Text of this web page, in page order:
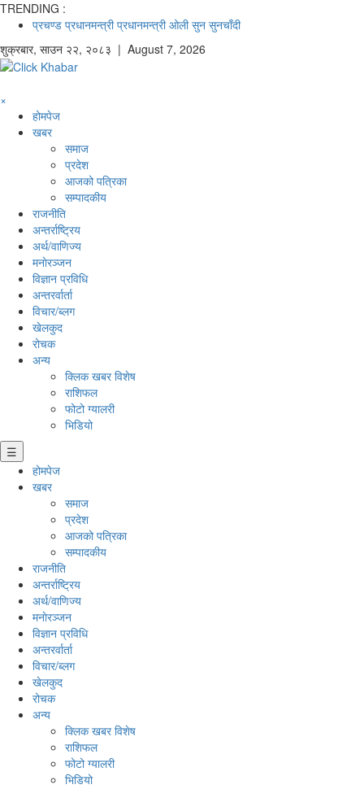
TRENDING :
प्रचण्ड प्रधानमन्त्री प्रधानमन्त्री ओली सुन सुनचाँदी
शुक्रबार, साउन २२, २०८३ | August 7, 2026
×
होमपेज
खबर
समाज
प्रदेश
आजको पत्रिका
सम्पादकीय
राजनीति
अन्तर्राष्ट्रिय
अर्थ/वाणिज्य
मनाेरञ्जन
विज्ञान प्रविधि
अन्तरर्वार्ता
विचार/ब्लग
खेलकुद
रोचक
अन्य
क्लिक खबर विशेष
राशिफल
फोटो ग्यालरी
भिडियो
☰
होमपेज
खबर
समाज
प्रदेश
आजको पत्रिका
सम्पादकीय
राजनीति
अन्तर्राष्ट्रिय
अर्थ/वाणिज्य
मनाेरञ्जन
विज्ञान प्रविधि
अन्तरर्वार्ता
विचार/ब्लग
खेलकुद
रोचक
अन्य
क्लिक खबर विशेष
राशिफल
फोटो ग्यालरी
भिडियो